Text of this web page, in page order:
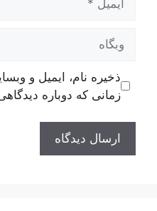
وبگاه
ذخیره نام، ایمیل و
زمانی که دوباره